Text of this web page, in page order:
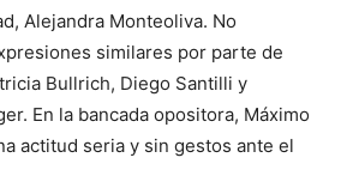
Alejandra Monteoliva. No
similares por parte de
Bullrich, Diego Santilli y
En la bancada opositora, Máximo
actitud seria y sin gestos ante el